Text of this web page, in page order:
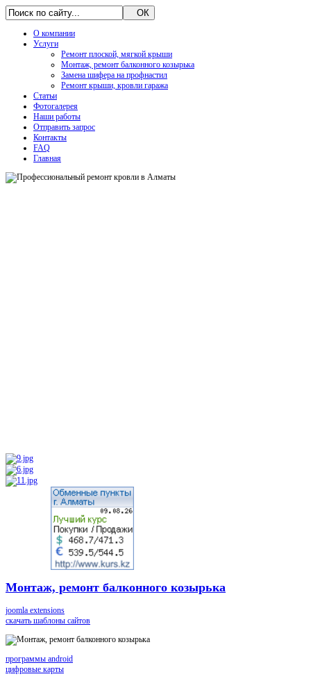
О компании
Услуги
Ремонт плоской, мягкой крыши
Монтаж, ремонт балконного козырька
Замена шифера на профнастил
Ремонт крыши, кровли гаража
Статьи
Фотогалерея
Наши работы
Отправить запрос
Контакты
FAQ
Главная
Монтаж, ремонт балконного козырька
joomla extensions
скачать шаблоны сайтов
программы android
цифровые карты